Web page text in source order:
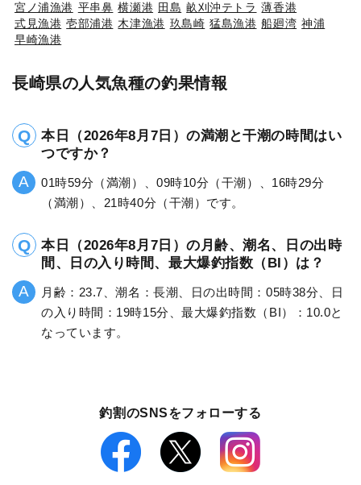
宮ノ浦漁港 平串鼻 横瀬港 田島 畝刈沖テトラ 薄香港
式見漁港 壱部浦港 木津漁港 玖島崎 猛島漁港 船廻湾 神浦
早崎漁港
長崎県の人気魚種の釣果情報
本日（2026年8月7日）の満潮と干潮の時間はい
つですか？
01時59分（満潮）、09時10分（干潮）、16時29分
（満潮）、21時40分（干潮）です。
本日（2026年8月7日）の月齢、潮名、日の出時
間、日の入り時間、最大爆釣指数（BI）は？
月齢：23.7、潮名：長潮、日の出時間：05時38分、日
の入り時間：19時15分、最大爆釣指数（BI）：10.0と
なっています。
釣割のSNSをフォローする